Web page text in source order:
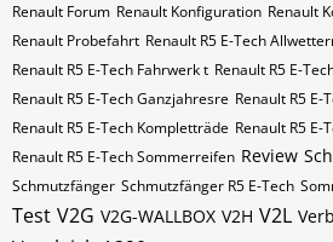
Renault Forum Renault Konfiguration Renault
Renault Probefahrt Renault R5 E-Tech
Renault R5 E-Tech Fahrwerk t Renault R5 E-
Renault R5 E-Tech Ganzjahresre Renault R5 E-
Renault R5 E-Tech Kompletträde Renault R5 E-
Renault R5 E-Tech Sommerreifen Review
Schmutzfänger Schmutzfänger R5 E-Tech
Test V2G V2G-WALLBOX V2H V2L